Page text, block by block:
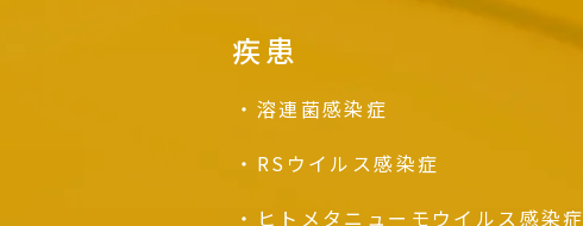
疾患
溶連菌感染症
RSウイルス感染症
ヒトメタニューモウイルス感染症